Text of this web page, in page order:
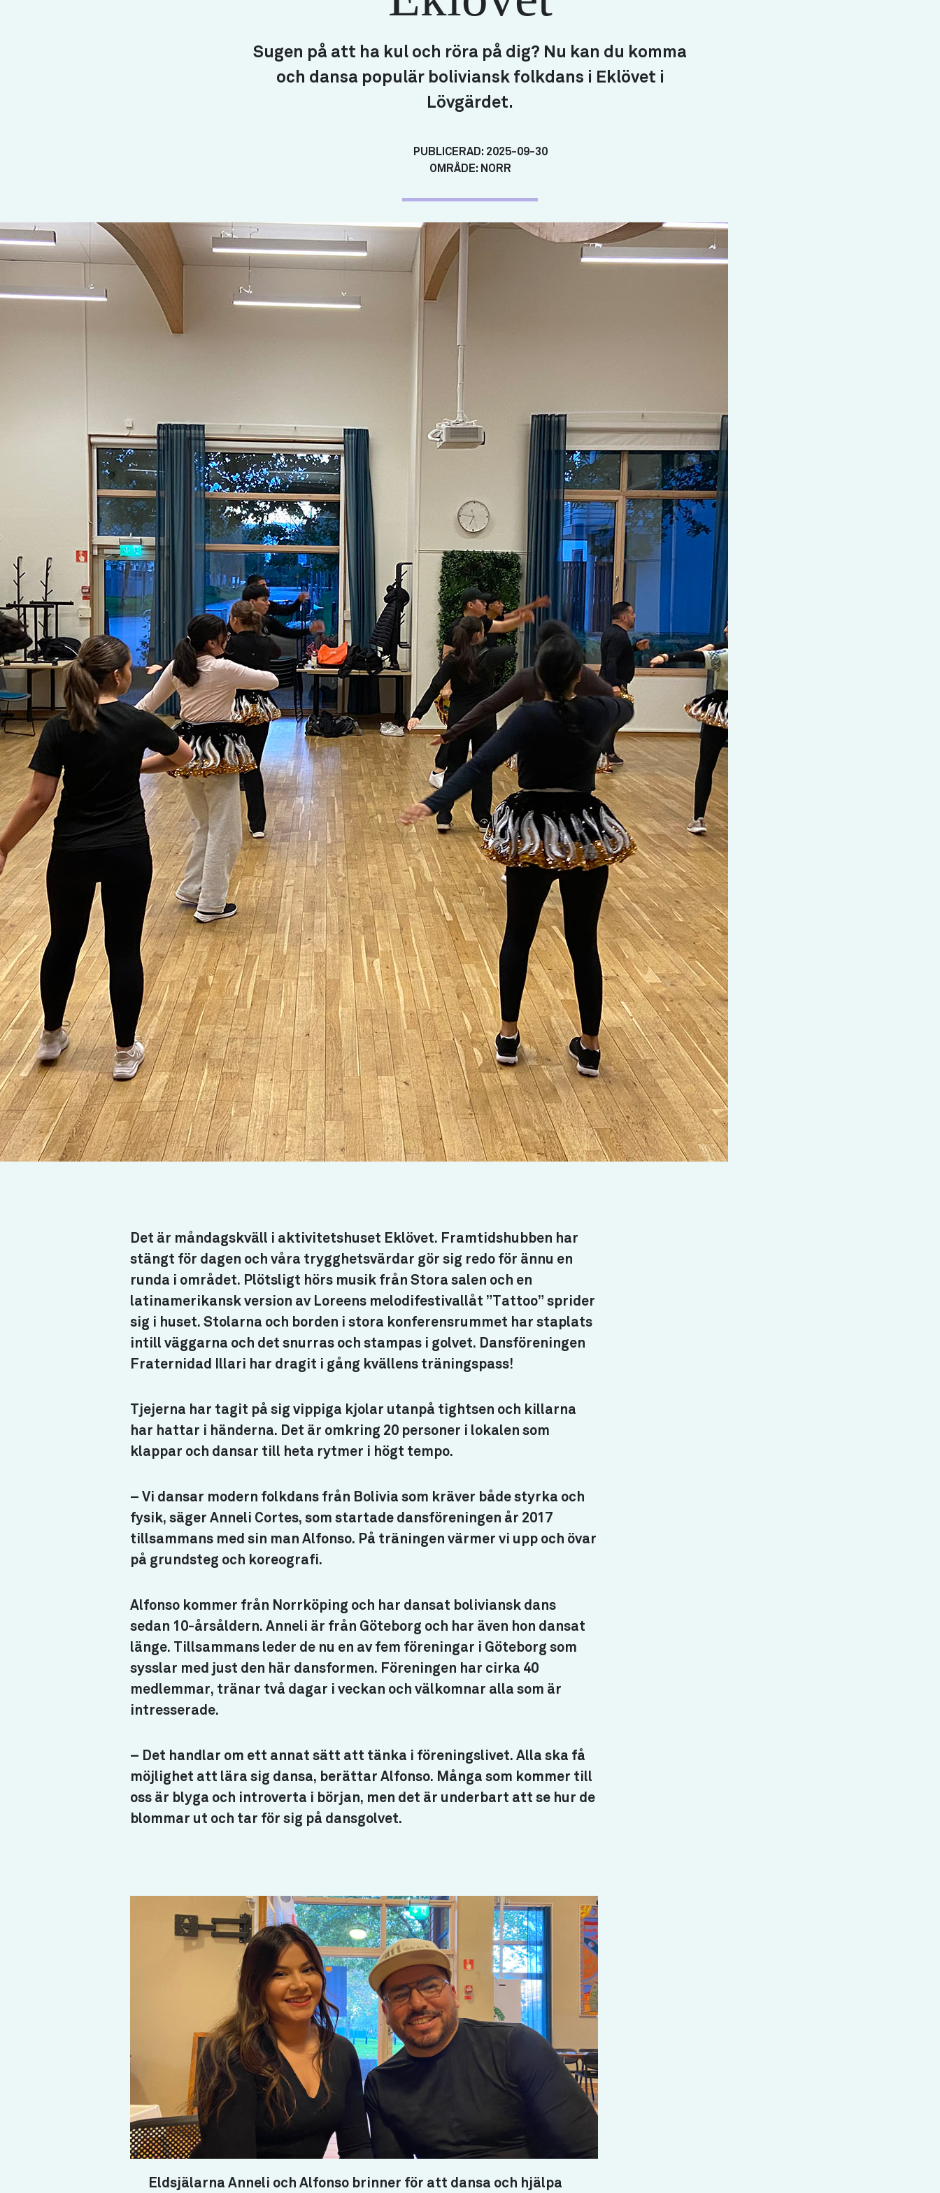
Sugen på att ha kul och röra på dig? Nu kan du komma
och dansa populär boliviansk folkdans i Eklövet i
Lövgärdet.
PUBLICERAD: 2025-09-30
OMRÅDE: NORR
Det är måndagskväll i aktivitetshuset Eklövet. Framtidshubben har
stängt för dagen och våra trygghetsvärdar gör sig redo för ännu en
runda i området. Plötsligt hörs musik från Stora salen och en
latinamerikansk version av Loreens melodifestivallåt ”Tattoo” sprider
sig i huset. Stolarna och borden i stora konferensrummet har staplats
intill väggarna och det snurras och stampas i golvet. Dansföreningen
Fraternidad Illari har dragit i gång kvällens träningspass!
Tjejerna har tagit på sig vippiga kjolar utanpå tightsen och killarna
har hattar i händerna. Det är omkring 20 personer i lokalen som
klappar och dansar till heta rytmer i högt tempo.
– Vi dansar modern folkdans från Bolivia som kräver både styrka och
fysik, säger Anneli Cortes, som startade dansföreningen år 2017
tillsammans med sin man Alfonso. På träningen värmer vi upp och övar
på grundsteg och koreografi.
Alfonso kommer från Norrköping och har dansat boliviansk dans
sedan 10-årsåldern. Anneli är från Göteborg och har även hon dansat
länge. Tillsammans leder de nu en av fem föreningar i Göteborg som
sysslar med just den här dansformen. Föreningen har cirka 40
medlemmar, tränar två dagar i veckan och välkomnar alla som är
intresserade.
– Det handlar om ett annat sätt att tänka i föreningslivet. Alla ska få
möjlighet att lära sig dansa, berättar Alfonso. Många som kommer till
oss är blyga och introverta i början, men det är underbart att se hur de
blommar ut och tar för sig på dansgolvet.
Eldsjälarna Anneli och Alfonso brinner för att dansa och hjälpa